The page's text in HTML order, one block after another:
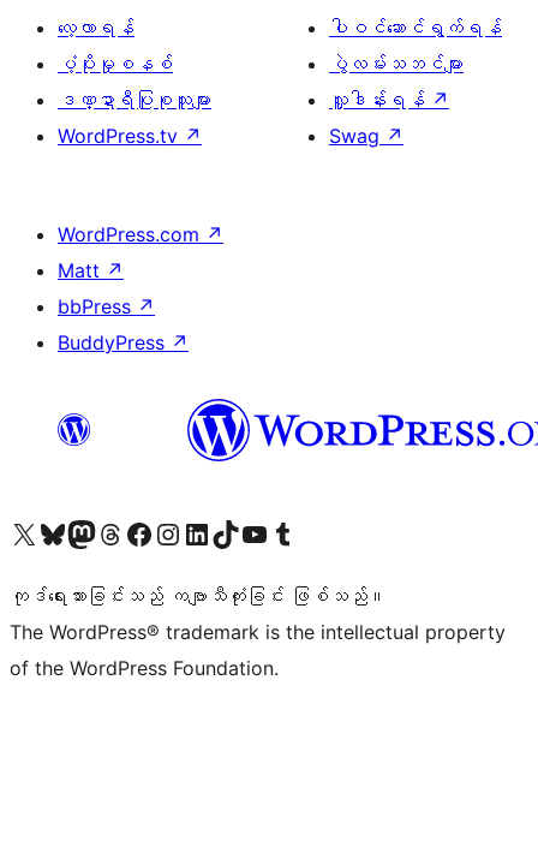
လေ့လာရန်
ပံ့ပိုးမှုစနစ်
ဒဏ္ဍာရီပြုစုသူများ
WordPress.tv ↗
ပါဝင်ဆောင်ရွက်ရန်
ပွဲလမ်းသဘင်များ
လှူဒါန်းရန် ↗
Swag ↗
WordPress.com ↗
Matt ↗
bbPress ↗
BuddyPress ↗
ကျွန်ုပ်တို့၏ X (ယခင် Twitter) အကောင့်သို့ သွားရောက်ကြည့်ရှုပါကျွန်ုပ်တို့၏ Bluesky အကောင့်သို့ ဝင်ရောက်ကြည့်ရှုရန်
ကျွန်ုပ်တို့၏ Mastodon အကောင့်သို့ သွားရောက်ကြည့်ရှုပါကျွန်ုပ်တို့၏ Threads အကောင့်သို့ ဝင်ရောက်ကြည့်ရှုရန်
ကျွန်ုပ်တို့၏ Facebook စာမျက်နှာသို့ သွားရောက်ကြည့်ရှုပါကျွန်ုပ်တို့၏ Instagram အကောင့်သို့ သွားရောက်ကြည့်ရှုပါ ကျွန်ုပ်တို့၏ LinkedIn အကောင့်သို့ သွားရောက်ကြည့်ရှုပါကျွန်ုပ်တို့၏ TikTok အကောင့်သို့ ဝင်ရောက်ကြည့်ရှုရန်
ကျွန်ုပ်တို့၏ YouTube ချန်နယ်သို့ သွားရောက်ကြည့်ရှုပါ ကျွန်ုပ်တို့၏ Tumblr အကောင့်သို့ ဝင်ရောက်ကြည့်ရှုရန်
ကုဒ်ရေးသားခြင်းသည် ကဗျာသီကုံးခြင်း ဖြစ်သည်။
The WordPress® trademark is the intellectual property
of the WordPress Foundation.